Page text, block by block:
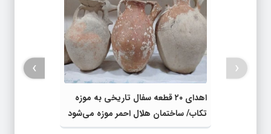
اهدای ۲۰ قطعه سفال تاریخی به موزه
تکاب/ ساختمان هلال احمر موزه می‌شود
‹
›